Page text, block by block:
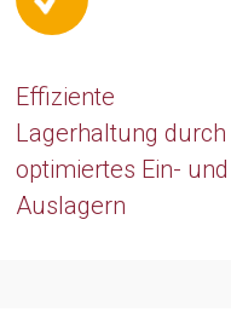
Effiziente
Lagerhaltung durch
optimiertes Ein- und
Auslagern